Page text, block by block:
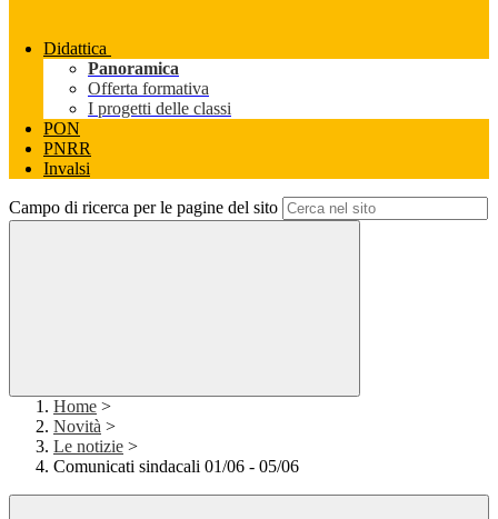
Didattica
Panoramica
Offerta formativa
I progetti delle classi
PON
PNRR
Invalsi
Campo di ricerca per le pagine del sito
Home >
Novità >
Le notizie >
Comunicati sindacali 01/06 - 05/06